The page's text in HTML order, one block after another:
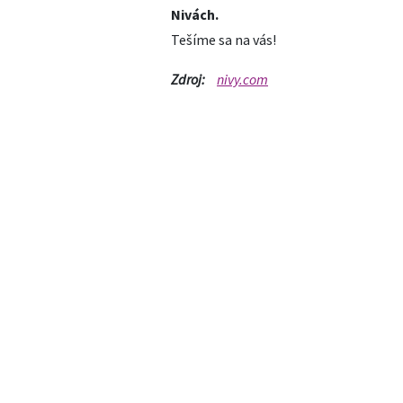
Nivách.
Tešíme sa na vás!
Zdroj: nivy.com